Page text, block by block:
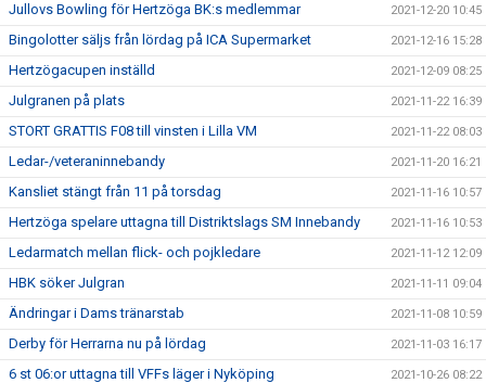
Jullovs Bowling för Hertzöga BK:s medlemmar 2021-12-20 10:45
Bingolotter säljs från lördag på ICA Supermarket 2021-12-16 15:28
Hertzögacupen inställd 2021-12-09 08:25
Julgranen på plats 2021-11-22 16:39
STORT GRATTIS F08 till vinsten i Lilla VM 2021-11-22 08:03
Ledar-/veteraninnebandy 2021-11-20 16:21
Kansliet stängt från 11 på torsdag 2021-11-16 10:57
Hertzöga spelare uttagna till Distriktslags SM Innebandy 2021-11-16 10:53
Ledarmatch mellan flick- och pojkledare 2021-11-12 12:09
HBK söker Julgran 2021-11-11 09:04
Ändringar i Dams tränarstab 2021-11-08 10:59
Derby för Herrarna nu på lördag 2021-11-03 16:17
6 st 06:or uttagna till VFFs läger i Nyköping 2021-10-26 08:22